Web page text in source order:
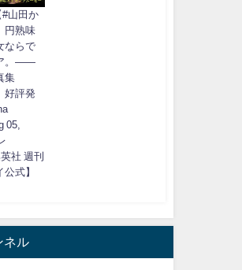
#山田か
円熟味
ならで
。――
集
好評発
05,
社 週刊
式】
ネル